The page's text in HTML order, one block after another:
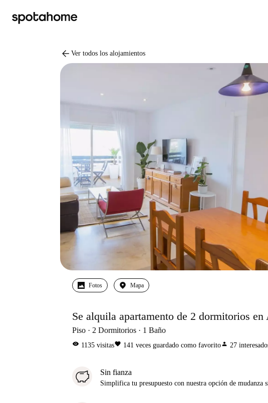
arrow_back Ver todos los alojamientos
Fotos Mapa
Se alquila apartamento de 2 dormitorios
Piso 2 Dormitorios 1 Baño
visibility 1135 visitasfavorite 141 veces guardado como favoritoperson 27
Sin fianza
Simplifica tu presupuesto con nuestra opción de mudanza